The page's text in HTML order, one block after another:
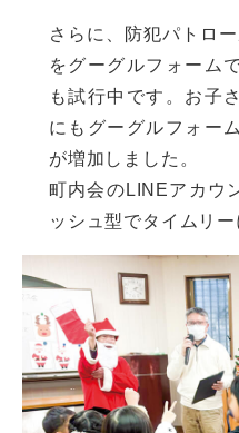
さらに、防犯パトロ
をグーグルフォーム
も試行中です。お子
にもグーグルフォー
が増加しました。
町内会のLINEアカウ
ッシュ型でタイムリー